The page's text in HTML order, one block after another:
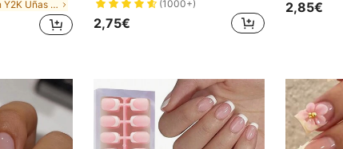
en Y2K Uñas postizas a presión (1000+)
2,75€
2,85€